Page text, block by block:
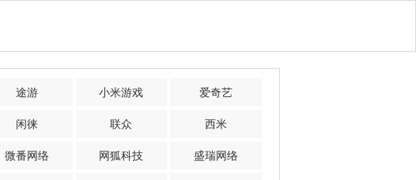
途游 小米游戏 爱奇艺
闲徕 联众 西米
微番网络 网狐科技 盛瑞网络